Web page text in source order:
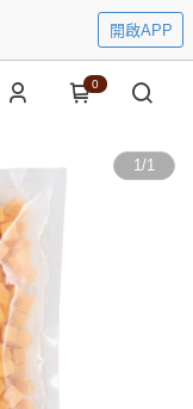
開啟APP
0
1/1